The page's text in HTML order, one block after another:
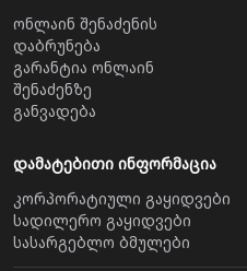
ონლაინ შენაძენის
დაბრუნება
გარანტია ონლაინ
შენაძენზე
განვადება
დამატებითი ინფორმაცია
კორპორატიული გაყიდვები
სადილერო გაყიდვები
სასარგებლო ბმულები